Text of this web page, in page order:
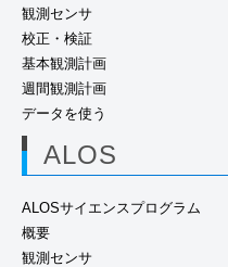
観測センサ
校正・検証
基本観測計画
週間観測計画
データを使う
ALOS
ALOSサイエンスプログラム
概要
観測センサ